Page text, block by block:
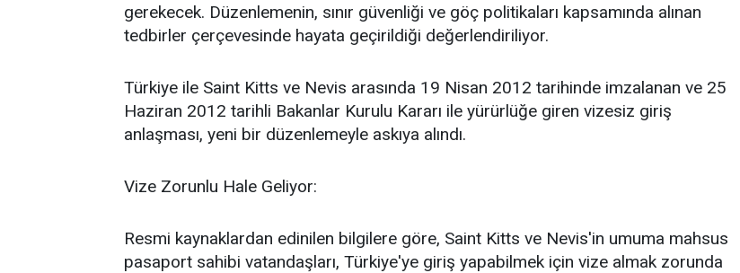
gerekecek. Düzenlemenin, sınır güvenliği ve göç politikaları kapsamında alınan
tedbirler çerçevesinde hayata geçirildiği değerlendiriliyor.
Türkiye ile Saint Kitts ve Nevis arasında 19 Nisan 2012 tarihinde imzalanan ve 25
Haziran 2012 tarihli Bakanlar Kurulu Kararı ile yürürlüğe giren vizesiz giriş
anlaşması, yeni bir düzenlemeyle askıya alındı.
Vize Zorunlu Hale Geliyor:
Resmi kaynaklardan edinilen bilgilere göre, Saint Kitts ve Nevis'in umuma mahsus
pasaport sahibi vatandaşları, Türkiye'ye giriş yapabilmek için vize almak zorunda